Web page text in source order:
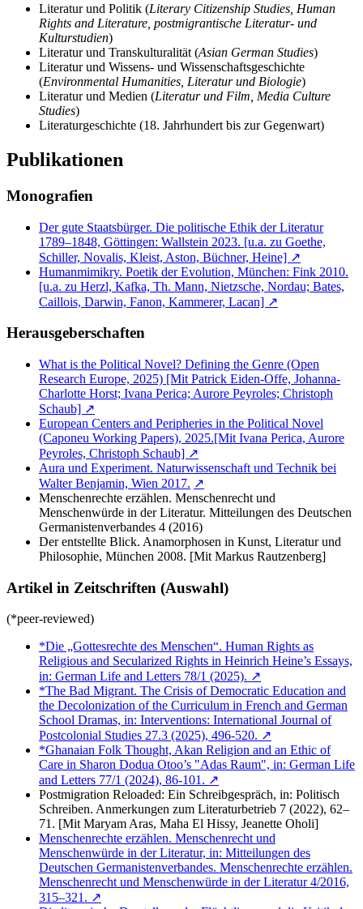
Literatur und Politik (Literary Citizenship Studies, Human
Rights and Literature, postmigrantische Literatur- und
Kulturstudien)
Literatur und Transkulturalität (Asian German Studies)
Literatur und Wissens- und Wissenschaftsgeschichte
(Environmental Humanities, Literatur und Biologie)
Literatur und Medien (Literatur und Film, Media Culture
Studies)
Literaturgeschichte (18. Jahrhundert bis zur Gegenwart)
Publikationen
Monografien
Der gute Staatsbürger. Die politische Ethik der Literatur
1789–1848, Göttingen: Wallstein 2023. [u.a. zu Goethe,
Schiller, Novalis, Kleist, Aston, Büchner, Heine] ↗
Humanmimikry. Poetik der Evolution, München: Fink 2010.
[u.a. zu Herzl, Kafka, Th. Mann, Nietzsche, Nordau; Bates,
Caillois, Darwin, Fanon, Kammerer, Lacan] ↗
Herausgeberschaften
What is the Political Novel? Defining the Genre (Open
Research Europe, 2025) [Mit Patrick Eiden-Offe, Johanna-
Charlotte Horst; Ivana Perica; Aurore Peyroles; Christoph
Schaub] ↗
European Centers and Peripheries in the Political Novel
(Caponeu Working Papers), 2025.[Mit Ivana Perica, Aurore
Peyroles, Christoph Schaub] ↗
Aura und Experiment. Naturwissenschaft und Technik bei
Walter Benjamin, Wien 2017. ↗
Menschenrechte erzählen. Menschenrecht und
Menschenwürde in der Literatur. Mitteilungen des Deutschen
Germanistenverbandes 4 (2016)
Der entstellte Blick. Anamorphosen in Kunst, Literatur und
Philosophie, München 2008. [Mit Markus Rautzenberg]
Artikel in Zeitschriften (Auswahl)
(*peer-reviewed)
*Die „Gottesrechte des Menschen“. Human Rights as
Religious and Secularized Rights in Heinrich Heine’s Essays,
in: German Life and Letters 78/1 (2025). ↗
*The Bad Migrant. The Crisis of Democratic Education and
the Decolonization of the Curriculum in French and German
School Dramas, in: Interventions: International Journal of
Postcolonial Studies 27.3 (2025), 496-520. ↗
*Ghanaian Folk Thought, Akan Religion and an Ethic of
Care in Sharon Dodua Otoo’s "Adas Raum", in: German Life
and Letters 77/1 (2024), 86-101. ↗
Postmigration Reloaded: Ein Schreibgespräch, in: Politisch
Schreiben. Anmerkungen zum Literaturbetrieb 7 (2022), 62–
71. [Mit Maryam Aras, Maha El Hissy, Jeanette Oholi]
Menschenrechte erzählen. Menschenrecht und
Menschenwürde in der Literatur, in: Mitteilungen des
Deutschen Germanistenverbandes. Menschenrechte erzählen.
Menschenrecht und Menschenwürde in der Literatur 4/2016,
315–321. ↗